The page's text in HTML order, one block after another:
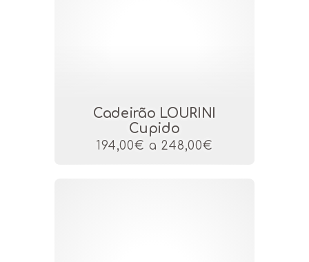
Cadeirão LOURINI
Cupido
194,00€ a 248,00€